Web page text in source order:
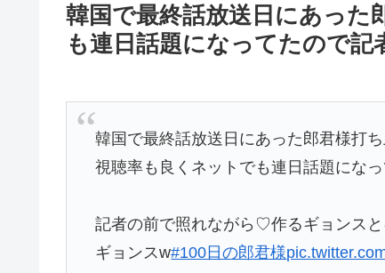
韓国で最終話放送日にあった
も連日話題になってたので記
韓国で最終話放送日にあった郎君様打
視聴率も良くネットでも連日話題にな
記者の前で照れながら♡作るギョンス
ギョンスw#100日の郎君様